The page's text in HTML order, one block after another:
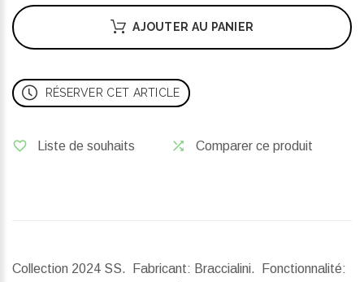
AJOUTER AU PANIER
RÉSERVER CET ARTICLE
Liste de souhaits Comparer ce produit
Collection 2024 SS. Fabricant: Braccialini. Fonctionnalité: